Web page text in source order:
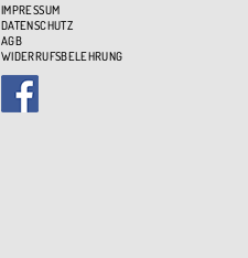
IMPRESSUM
DATENSCHUTZ
AGB
WIDERRUFSBELEHRUNG